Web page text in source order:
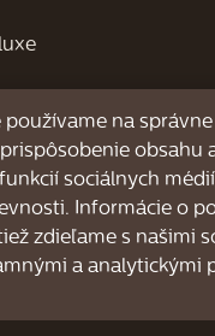
používame na
obsahu
sociálnych
Informácie o
zdieľame s našimi
a analytickými